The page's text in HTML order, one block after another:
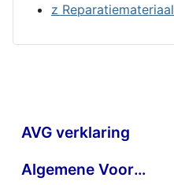
z Reparatiemateriaal
AVG verklaring
Algemene Voorwaarden